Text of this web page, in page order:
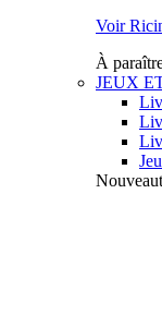
Voir
À
JEUX